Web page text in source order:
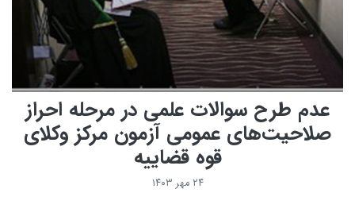
عدم طرح سوالات علمی در مرحله احراز
صلاحیت‌های عمومی آزمون مرکز وکلای
قوه قضاییه
۲۴ مهر ۱۴۰۳